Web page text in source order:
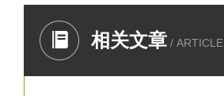
相关文章 / ARTICLE